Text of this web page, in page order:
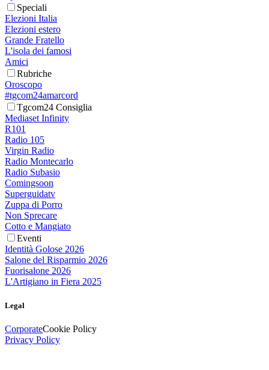
Speciali
Elezioni Italia
Elezioni estero
Grande Fratello
L'isola dei famosi
Amici
Rubriche
Oroscopo
#tgcom24amarcord
Tgcom24 Consiglia
Mediaset Infinity
R101
Radio 105
Virgin Radio
Radio Montecarlo
Radio Subasio
Comingsoon
Superguidatv
Zuppa di Porro
Non Sprecare
Cotto e Mangiato
Eventi
Identità Golose 2026
Salone del Risparmio 2026
Fuorisalone 2026
L'Artigiano in Fiera 2025
Legal
CorporateCookie Policy
Privacy Policy